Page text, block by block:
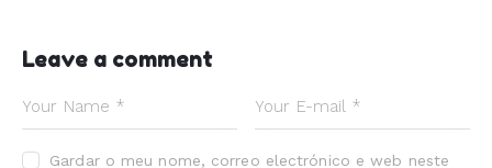
Leave a comment
Gardar o meu nome, correo electrónico e web neste